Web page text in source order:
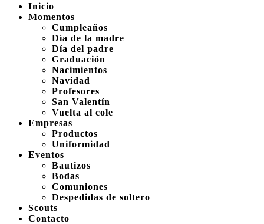
Inicio
Momentos
Cumpleaños
Día de la madre
Día del padre
Graduación
Nacimientos
Navidad
Profesores
San Valentín
Vuelta al cole
Empresas
Productos
Uniformidad
Eventos
Bautizos
Bodas
Comuniones
Despedidas de soltero
Scouts
Contacto